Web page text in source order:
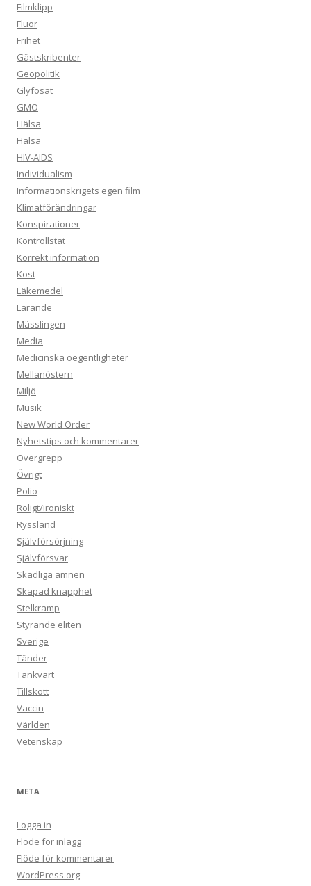
Filmklipp
Fluor
Frihet
Gästskribenter
Geopolitik
Glyfosat
GMO
Hälsa
Hälsa
HIV-AIDS
Individualism
Informationskrigets egen film
Klimatförändringar
Konspirationer
Kontrollstat
Korrekt information
Kost
Läkemedel
Lärande
Mässlingen
Media
Medicinska oegentligheter
Mellanöstern
Miljö
Musik
New World Order
Nyhetstips och kommentarer
Övergrepp
Övrigt
Polio
Roligt/ironiskt
Ryssland
Självförsörjning
Självförsvar
Skadliga ämnen
Skapad knapphet
Stelkramp
Styrande eliten
Sverige
Tänder
Tänkvärt
Tillskott
Vaccin
Världen
Vetenskap
META
Logga in
Flöde för inlägg
Flöde för kommentarer
WordPress.org